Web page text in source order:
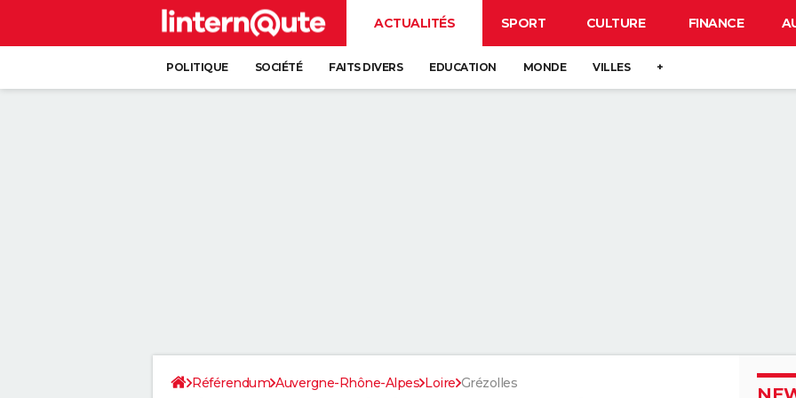
ACTUALITÉS SPORT CULTURE FINANCE
POLITIQUE SOCIÉTÉ FAITS DIVERS EDUCATION MONDE VILLES +
Référendum Auvergne-Rhône-Alpes Loire Grézolles